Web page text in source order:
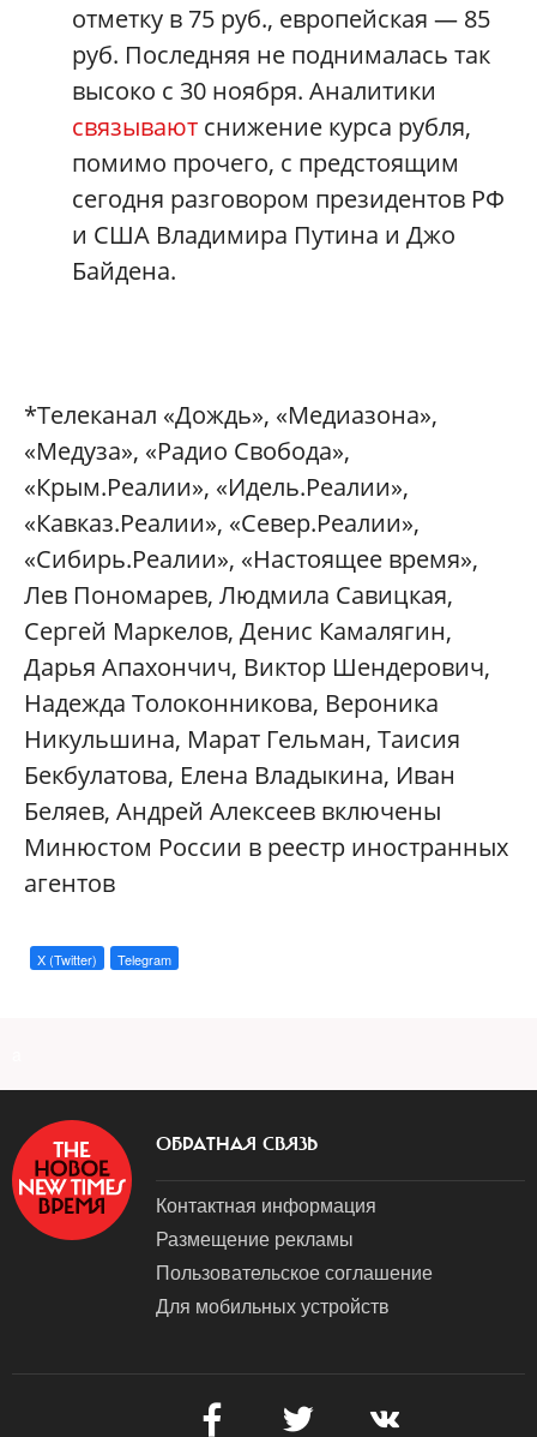
отметку в 75 руб., европейская — 85
руб. Последняя не поднималась так
высоко с 30 ноября. Аналитики
связывают снижение курса рубля,
помимо прочего, с предстоящим
сегодня разговором президентов РФ
и США Владимира Путина и Джо
Байдена.
*Телеканал «Дождь», «Медиазона»,
«Медуза», «Радио Свобода»,
«Крым.Реалии», «Идель.Реалии»,
«Кавказ.Реалии», «Север.Реалии»,
«Сибирь.Реалии», «Настоящее время»,
Лев Пономарев, Людмила Савицкая,
Сергей Маркелов, Денис Камалягин,
Дарья Апахончич, Виктор Шендерович,
Надежда Толоконникова, Вероника
Никульшина, Марат Гельман, Таисия
Бекбулатова, Елена Владыкина, Иван
Беляев, Андрей Алексеев включены
Минюстом России в реестр иностранных
агентов
X (Twitter) Telegram
ОБРАТНАЯ СВЯЗЬ
Контактная информация
Размещение рекламы
Пользовательское соглашение
Для мобильных устройств